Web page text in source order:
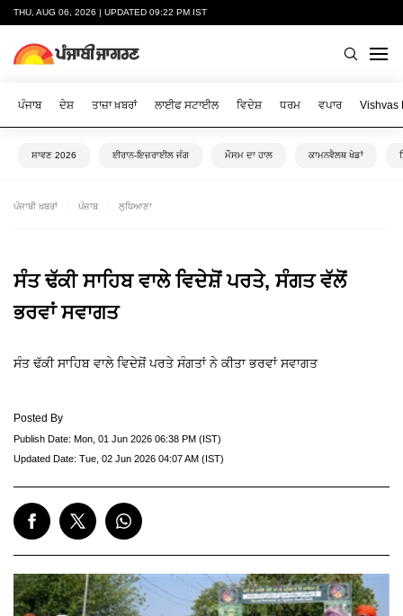
THU, AUG 06, 2026 | UPDATED 09:22 PM IST
ਪੰਜਾਬ ਦੇਸ਼ ਤਾਜ਼ਾ ਖ਼ਬਰਾਂ ਲਾਈਫ ਸਟਾਈਲ ਵਿਦੇਸ਼ ਧਰਮ ਵਪਾਰ Vishvas
ਸਾਵਣ 2026 ਈਰਾਨ-ਇਜ਼ਰਾਈਲ ਜੰਗ ਮੌਸਮ ਦਾ ਹਾਲ ਕਾਮਨਵੈਲਥ ਖੇਡਾਂ
ਪੰਜਾਬੀ ਖ਼ਬਰਾਂ ਪੰਜਾਬ ਲੁਧਿਆਣਾ
ਸੰਤ ਢੱਕੀ ਸਾਹਿਬ ਵਾਲੇ ਵਿਦੇਸ਼ੋਂ ਪਰਤੇ, ਸੰਗਤ ਵੱਲੋਂ
ਭਰਵਾਂ ਸਵਾਗਤ
ਸੰਤ ਢੱਕੀ ਸਾਹਿਬ ਵਾਲੇ ਵਿਦੇਸ਼ੋਂ ਪਰਤੇ ਸੰਗਤਾਂ ਨੇ ਕੀਤਾ ਭਰਵਾਂ ਸਵਾਗਤ
Posted By
Publish Date: Mon, 01 Jun 2026 06:38 PM (IST)
Updated Date: Tue, 02 Jun 2026 04:07 AM (IST)